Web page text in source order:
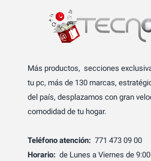
Más productos, secciones
tu pc, más de 130 marcas,
del país, desplazamos con gran
comodidad de tu hogar.
Teléfono atención: 771 473 09 00
Horario: de Lunes a Viernes de